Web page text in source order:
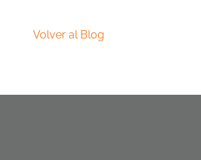
Volver al Blog